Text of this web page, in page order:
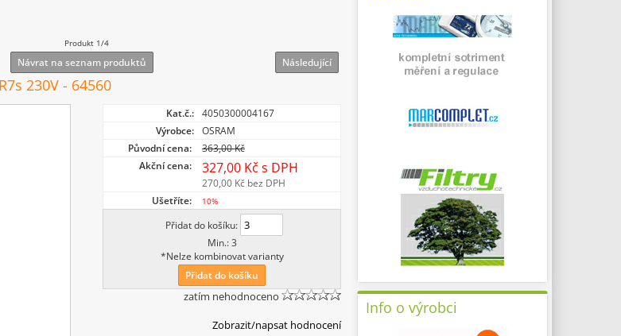
Produkt 1/4
Návrat na seznam produktů Následující
230V - 64560
Kat.č.: 4050300004167
Výrobce: OSRAM
Původní cena:
363,00 Kč
Akční cena:
327,00 Kč s DPH
270,00 Kč bez DPH
Ušetříte:
10%
Přidat do košíku:
Min.: 3
*Nelze kombinovat varianty
Přidat do košíku
zatím nehodnoceno
Zobrazit/napsat hodnocení
Info o výrobci